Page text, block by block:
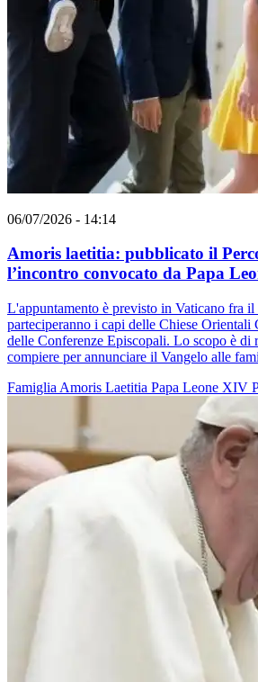
06/07/2026 - 14:14
Amoris laetitia: pubblicato il
l’incontro convocato da Papa
L'appuntamento è previsto in Vaticano fra il
parteciperanno i capi delle Chiese Orientali
delle Conferenze Episcopali. Lo scopo è di
compiere per annunciare il Vangelo alle
Famiglia Amoris Laetitia Papa Leone XIV